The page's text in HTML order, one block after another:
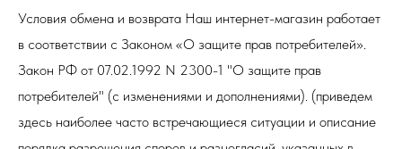
Условия обмена и возврата Наш интернет-магазин работает
в соответствии с Законом «О защите прав потребителей».
Закон РФ от 07.02.1992 N 2300-1 "О защите прав
потребителей" (с изменениями и дополнениями). (приведем
здесь наиболее часто встречающиеся ситуации и описание